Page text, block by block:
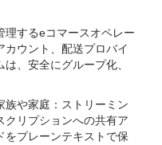
理するeコマースオペレー
カウント、配送プロバイ
、安全にグループ化、
族や家庭：ストリーミン
クリプションへの共有ア
をプレーンテキストで保